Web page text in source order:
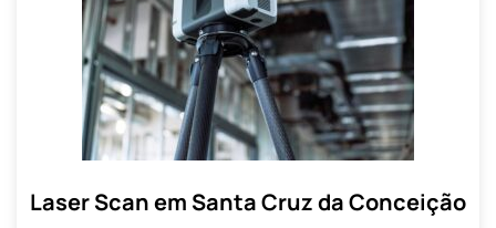
Laser Scan em Santa Cruz da Conceição